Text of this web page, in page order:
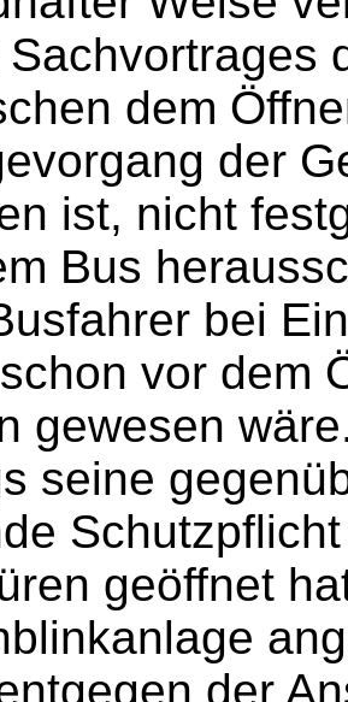
dem
der
ist, nicht
Bus
bei
vor dem
gewesen
seine
geöffnet
der